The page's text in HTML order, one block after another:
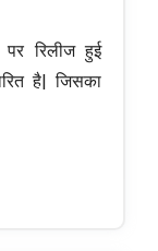
रिलीज हुई
है| जिसका